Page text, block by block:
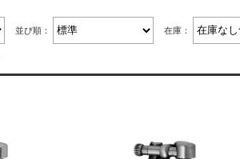
並び順： 在庫：